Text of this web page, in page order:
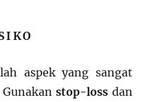
aspek yang sangat
Gunakanstop-loss dan